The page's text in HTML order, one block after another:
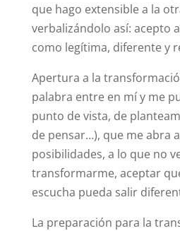
que hago extensible a la
verbalizándolo así: acepto
como legítima, diferente y
Apertura a la
palabra entre en mí y me
punto de vista, de
de pensar…), que me abra
posibilidades, a lo que no
transformarme, aceptar
escucha pueda salir
La preparación para la